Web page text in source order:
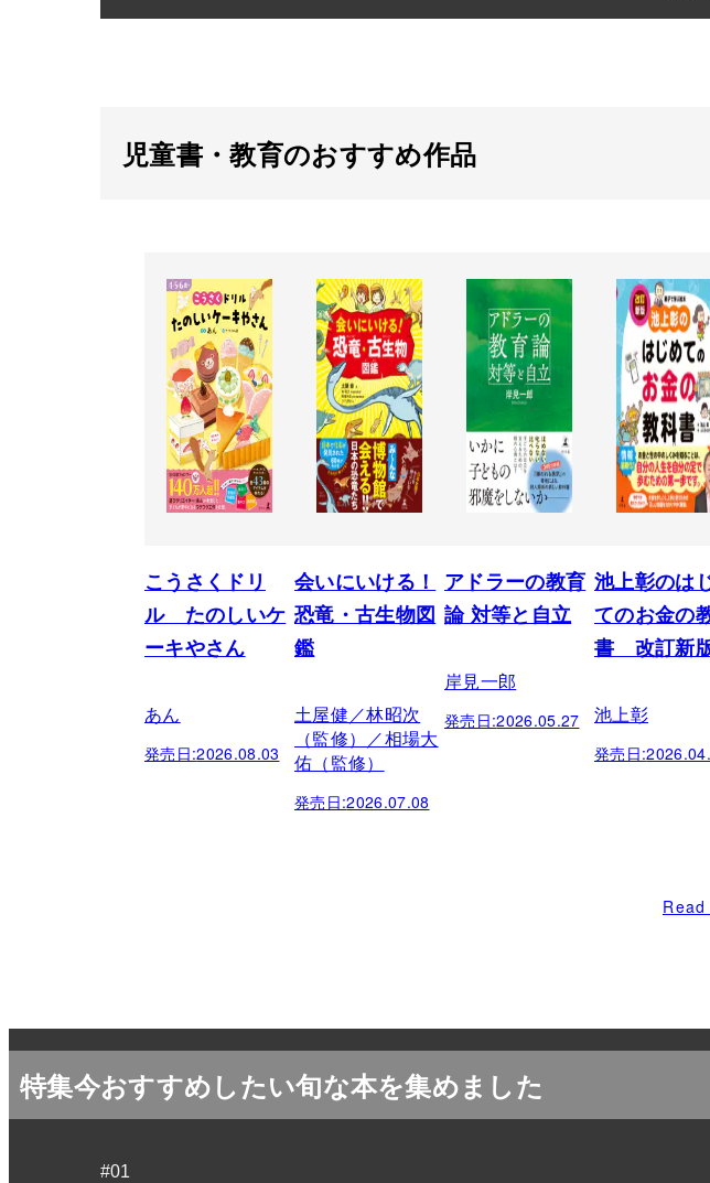
児童書・教育のおすすめ作品
こうさくドリ
ル たのしいケ
ーキやさん
あん
発売日:2026.08.03
会いにいける！
恐竜・古生物図
鑑
土屋健／林昭次
（監修）／相場大
佑（監修）
発売日:2026.07.08
アドラーの教育
論 対等と自立
岸見一郎
発売日:2026.05.27
池上彰のは
てのお金の
書 改訂新
池上彰
発売日:
特集今おすすめしたい旬な本を集めました
#01